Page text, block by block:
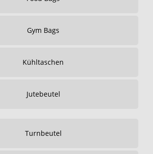
Gym Bags
Kühltaschen
Jutebeutel
Turnbeutel